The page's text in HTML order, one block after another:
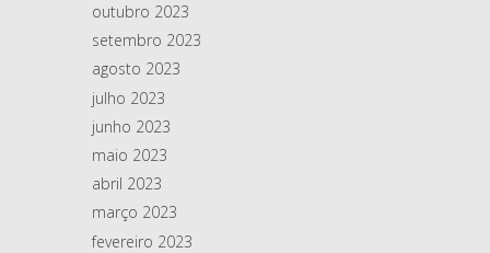
outubro 2023
setembro 2023
agosto 2023
julho 2023
junho 2023
maio 2023
abril 2023
março 2023
fevereiro 2023